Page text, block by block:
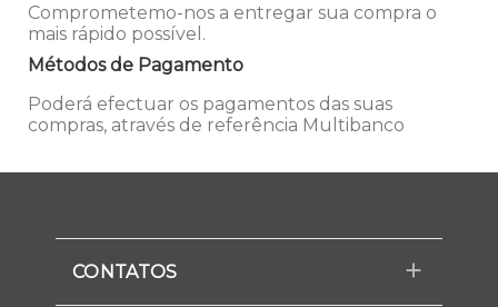
Comprometemo-nos a entregar sua compra o
mais rápido possível.
Métodos de Pagamento
Poderá efectuar os pagamentos das suas
compras, através de referência Multibanco
CONTATOS